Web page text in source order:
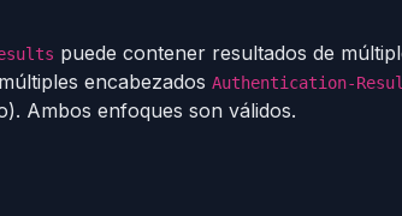
puede contener resultados de
encabezados Authentication-
Ambos enfoques son válidos.